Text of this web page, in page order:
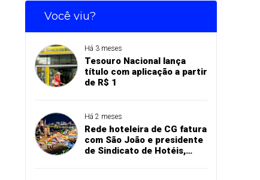
Você viu?
Há 3 meses
Tesouro Nacional lança
título com aplicação a partir
de R$ 1
Há 2 meses
Rede hoteleira de CG fatura
com São João e presidente
de Sindicato de Hotéis,